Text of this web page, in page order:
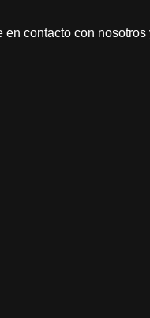
en contacto con